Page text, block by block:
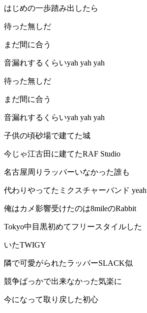
はじめの一歩踏み出したら
待った無しだ
まだ間に合う
音漏れするくらいyah yah yah
待った無しだ
まだ間に合う
音漏れするくらいyah yah yah
子供の頃砂場で建てた城
今じゃ江古田に建てたRAF Studio
名古屋周りラッパーいなかった誰も
代わりやってたミクスチャーバンド yeah
俺はカメ影響受けたのは8mileのRabbit
Tokyo中目黒初めてフリースタイルした
いたTWIGY
隣で可愛がられたラッパーSLACK似
競争ばっかで出来なかった気楽に
今になって取り戻した初心